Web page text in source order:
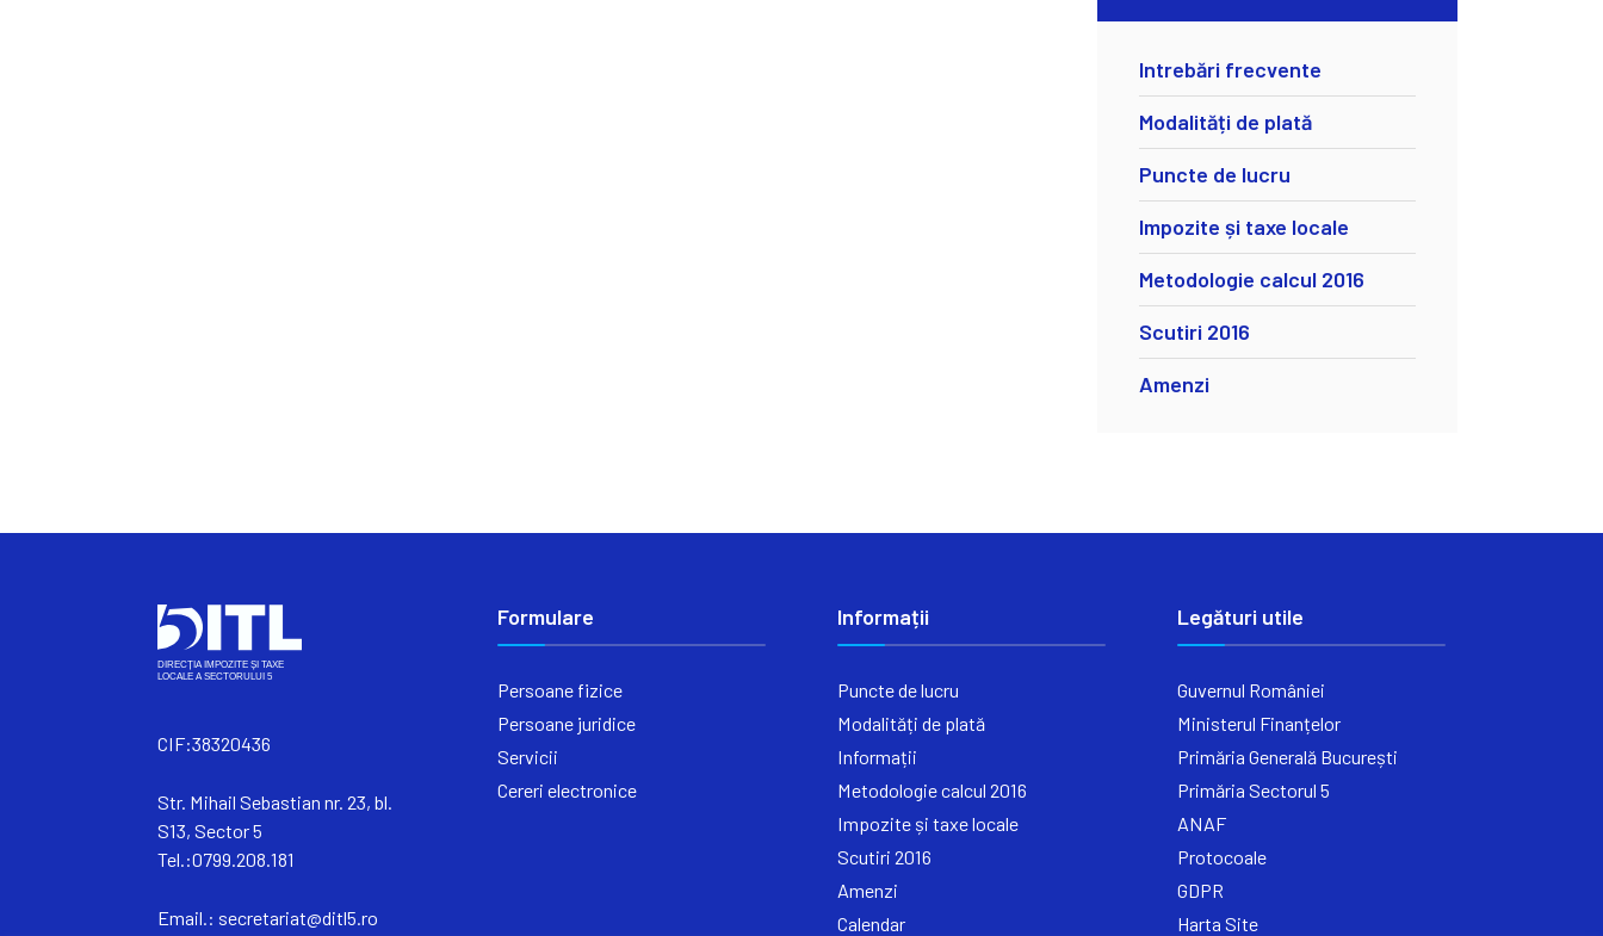
Intrebări frecvente
Modalități de plată
Puncte de lucru
Impozite și taxe locale
Metodologie calcul 2016
Scutiri 2016
Amenzi
CIF:38320436
Str. Mihail Sebastian nr. 23, bl.
S13, Sector 5
Tel.:0799.208.181
Email.: secretariat@ditl5.ro
Formulare
Persoane fizice
Persoane juridice
Servicii
Cereri electronice
Informații
Puncte de lucru
Modalități de plată
Informații
Metodologie calcul 2016
Impozite și taxe locale
Scutiri 2016
Amenzi
Calendar
Legături utile
Guvernul României
Ministerul Finanțelor
Primăria Generală București
Primăria Sectorul 5
ANAF
Protocoale
GDPR
Harta Site